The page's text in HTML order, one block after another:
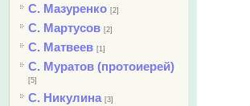
С. Мазуренко [2]
С. Мартусов [2]
С. Матвеев [1]
С. Муратов (протоиерей)
[5]
С. Никулина [3]